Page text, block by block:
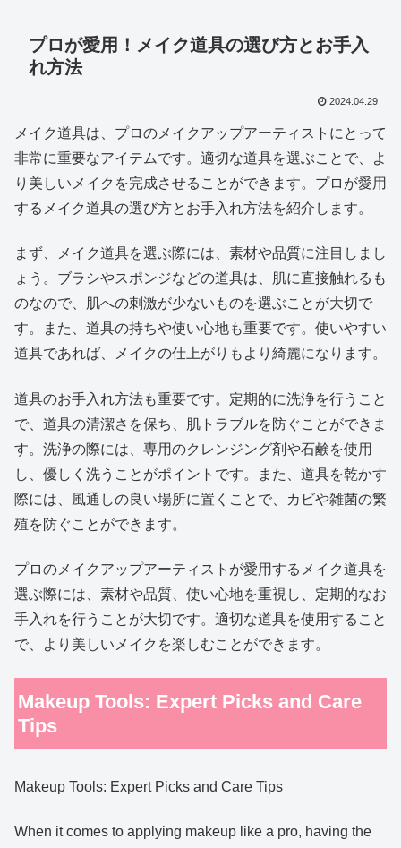
プロが愛用！メイク道具の選び方とお手入
れ方法
2024.04.29
メイク道具は、プロのメイクアップアーティストにとって
非常に重要なアイテムです。適切な道具を選ぶことで、よ
り美しいメイクを完成させることができます。プロが愛用
するメイク道具の選び方とお手入れ方法を紹介します。
まず、メイク道具を選ぶ際には、素材や品質に注目しまし
ょう。ブラシやスポンジなどの道具は、肌に直接触れるも
のなので、肌への刺激が少ないものを選ぶことが大切で
す。また、道具の持ちや使い心地も重要です。使いやすい
道具であれば、メイクの仕上がりもより綺麗になります。
道具のお手入れ方法も重要です。定期的に洗浄を行うこと
で、道具の清潔さを保ち、肌トラブルを防ぐことができま
す。洗浄の際には、専用のクレンジング剤や石鹸を使用
し、優しく洗うことがポイントです。また、道具を乾かす
際には、風通しの良い場所に置くことで、カビや雑菌の繁
殖を防ぐことができます。
プロのメイクアップアーティストが愛用するメイク道具を
選ぶ際には、素材や品質、使い心地を重視し、定期的なお
手入れを行うことが大切です。適切な道具を使用すること
で、より美しいメイクを楽しむことができます。
Makeup Tools: Expert Picks and Care
Tips
Makeup Tools: Expert Picks and Care Tips
When it comes to applying makeup like a pro, having the